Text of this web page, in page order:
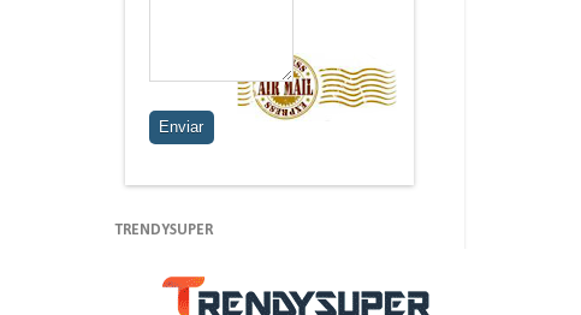
TRENDYSUPER